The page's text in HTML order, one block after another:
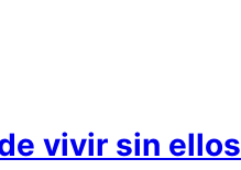
vivir sin ellos